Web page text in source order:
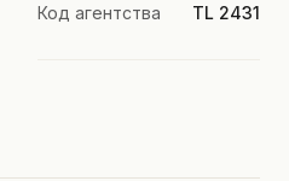
Код агентства TL 2431